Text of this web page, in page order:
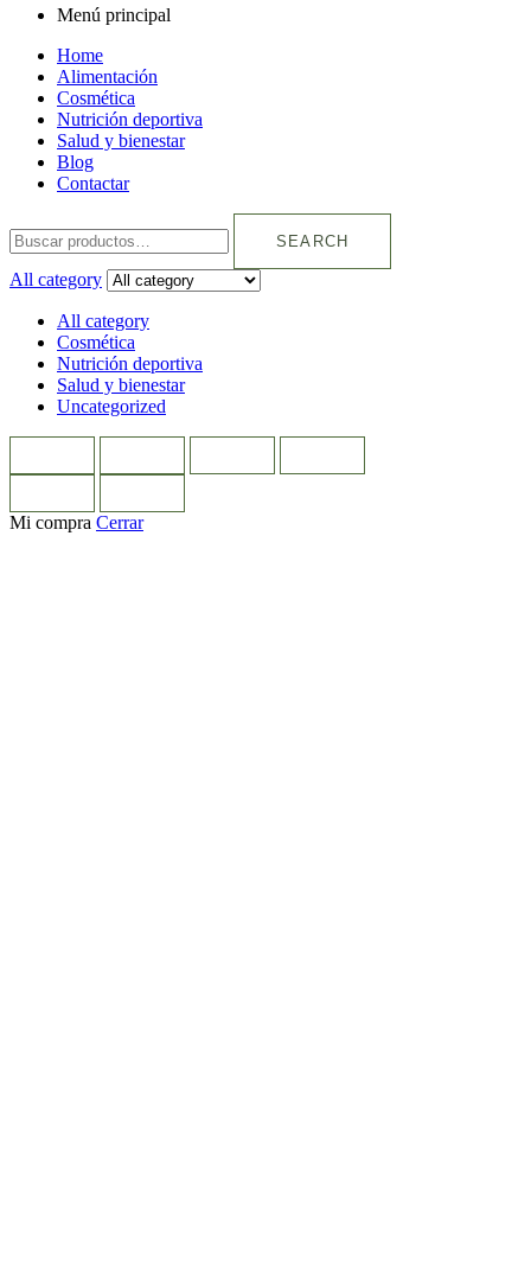
Menú principal
Home
Alimentación
Cosmética
Nutrición deportiva
Salud y bienestar
Blog
Contactar
SEARCH
All category
All category
Cosmética
Nutrición deportiva
Salud y bienestar
Uncategorized
Mi compra Cerrar